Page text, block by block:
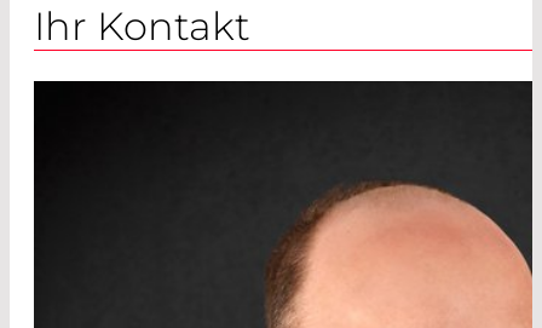
Ihr Kontakt